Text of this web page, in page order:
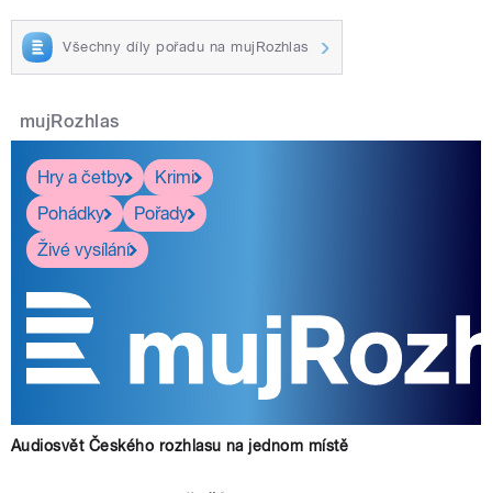
Všechny díly pořadu na mujRozhlas
mujRozhlas
Hry a četby
Krimi
Pohádky
Pořady
Živé vysílání
Audiosvět Českého rozhlasu na jednom místě